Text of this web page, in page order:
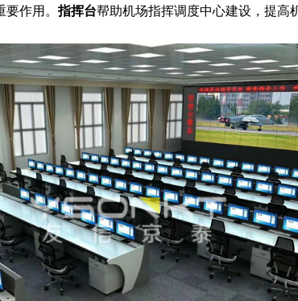
要作用。指挥台帮助机场指挥调度中心建设，提高